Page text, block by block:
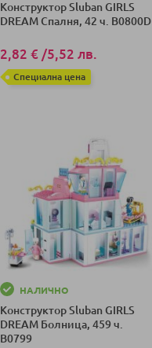
Конструктор Sluban GIRLS
DREAM Спалня, 42 ч. B0800D
2,82 € /5,52 лв.
Специална цена
НАЛИЧНО
Конструктор Sluban GIRLS
DREAM Болница, 459 ч.
B0799